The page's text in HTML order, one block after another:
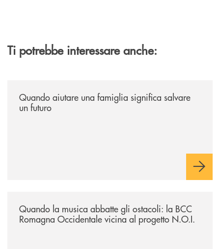
Ti potrebbe interessare anche:
Quando aiutare una famiglia significa salvare
un futuro
Quando la musica abbatte gli ostacoli: la BCC
Romagna Occidentale vicina al progetto N.O.I.